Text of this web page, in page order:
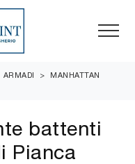
ARMADI >
MANHATTAN
battenti
Pianca